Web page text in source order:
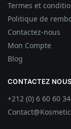
Termes et
Politique de
Contactez-nous
Mon Compte
Blog
CONTACTEZ NOUS
+212 (0) 6 60 60